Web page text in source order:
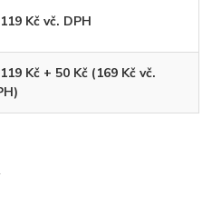
Kč vč. DPH
Kč + 50 Kč (169 Kč vč.